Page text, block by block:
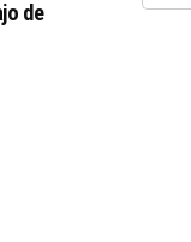
de